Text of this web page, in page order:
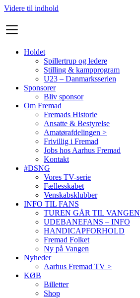
Videre til indhold
Holdet
Spillertrup og ledere
Stilling & kampprogram
U23 – Danmarksserien
Sponsorer
Bliv sponsor
Om Fremad
Fremads Historie
Ansatte & Bestyrelse
Amatørafdelingen >
Frivillig i Fremad
Jobs hos Aarhus Fremad
Kontakt
#DSNG
Vores TV-serie
Fællesskabet
Venskabsklubber
INFO TIL FANS
TUREN GÅR TIL VANGEN
UDEBANEFANS – INFO
HANDICAPFORHOLD
Fremad Folket
Ny på Vangen
Nyheder
Aarhus Fremad TV >
KØB
Billetter
Shop